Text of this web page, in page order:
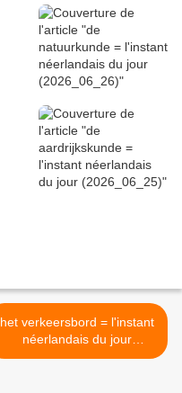
het verkeersbord = l'instant
néerlandais du jour
(2026_06_10) >